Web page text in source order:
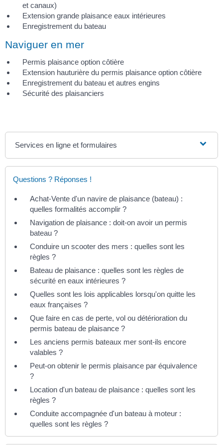
et canaux)
Extension grande plaisance eaux intérieures
Enregistrement du bateau
Naviguer en mer
Permis plaisance option côtière
Extension hauturière du permis plaisance option côtière
Enregistrement du bateau et autres engins
Sécurité des plaisanciers
Services en ligne et formulaires
Questions ? Réponses !
Achat-Vente d'un navire de plaisance (bateau) :
quelles formalités accomplir ?
Navigation de plaisance : doit-on avoir un permis
bateau ?
Conduire un scooter des mers : quelles sont les
règles ?
Bateau de plaisance : quelles sont les règles de
sécurité en eaux intérieures ?
Quelles sont les lois applicables lorsqu'on quitte les
eaux françaises ?
Que faire en cas de perte, vol ou détérioration du
permis bateau de plaisance ?
Les anciens permis bateaux mer sont-ils encore
valables ?
Peut-on obtenir le permis plaisance par équivalence
?
Location d'un bateau de plaisance : quelles sont les
règles ?
Conduite accompagnée d'un bateau à moteur :
quelles sont les règles ?